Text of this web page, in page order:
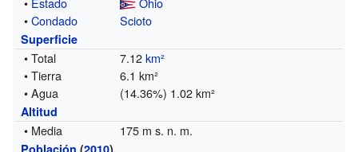
•Condado Scioto
Superficie
• Total 7.12km²
• Tierra
6.1 km²
• Agua
(14.36%) 1.02 km²
Altitud
• Media 175 m s. n. m.
Población (2010)